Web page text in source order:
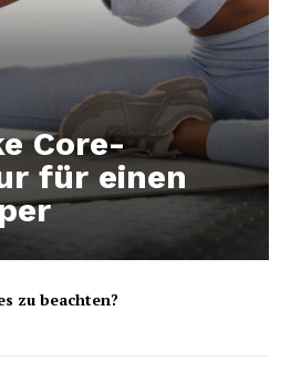
Core-
für einen
zu beachten?